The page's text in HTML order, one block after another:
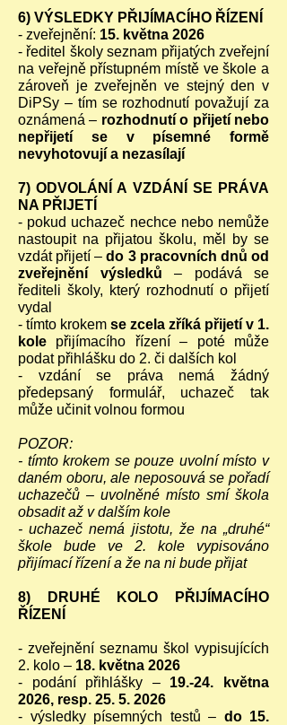
6) VÝSLEDKY PŘIJÍMACÍHO ŘÍZENÍ
- zveřejnění: 15. května 2026
- ředitel školy seznam přijatých zveřejní
na veřejně přístupném místě ve škole a
zároveň je zveřejněn ve stejný den v
DiPSy – tím se rozhodnutí považují za
oznámená – rozhodnutí o přijetí nebo
nepřijetí se v písemné formě
nevyhotovují a nezasílají
7) ODVOLÁNÍ A VZDÁNÍ SE PRÁVA
NA PŘIJETÍ
- pokud uchazeč nechce nebo nemůže
nastoupit na přijatou školu, měl by se
vzdát přijetí –do 3 pracovních dnů od
zveřejnění výsledků – podává se
řediteli školy, který rozhodnutí o přijetí
vydal
- tímto krokem se zcela zříká přijetí v 1.
kole přijímacího řízení – poté může
podat přihlášku do 2. či dalších kol
- vzdání se práva nemá žádný
předepsaný formulář, uchazeč tak
může učinit volnou formou
POZOR:
- tímto krokem se pouze uvolní místo v
daném oboru, ale neposouvá se pořadí
uchazečů – uvolněné místo smí škola
obsadit až v dalším kole
- uchazeč nemá jistotu, že na „druhé“
škole bude ve 2. kole vypisováno
přijímací řízení a že na ni bude přijat
8) DRUHÉ KOLO PŘIJÍMACÍHO
ŘÍZENÍ
- zveřejnění seznamu škol vypisujících
2. kolo – 18. května 2026
- podání přihlášky – 19.-24. května
2026, resp. 25. 5. 2026
- výsledky písemných testů – do 15.